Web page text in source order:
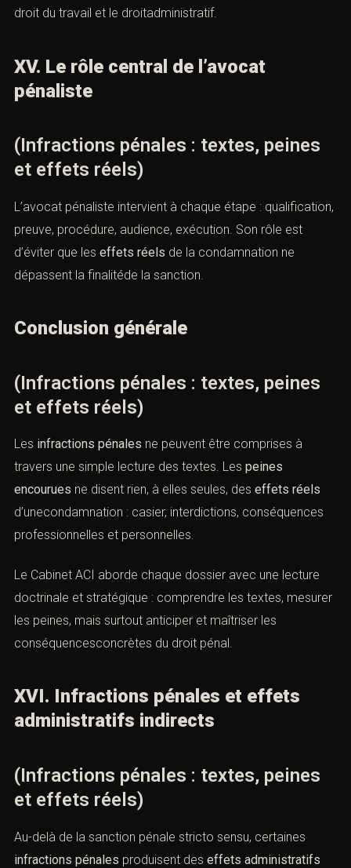
droit du travail et le droitadministratif.
XV. Le rôle central de l’avocat
pénaliste
(Infractions pénales : textes, peines
et effets réels)
L’avocat pénaliste intervient à chaque étape : qualification,
preuve, procédure, audience, exécution. Son rôle est
d’éviter que les effets réels de la condamnation ne
dépassent la finalitéde la sanction.
Conclusion générale
(Infractions pénales : textes, peines
et effets réels)
Les infractions pénales ne peuvent être comprises à
travers une simple lecture des textes. Les peines
encourues ne disent rien, à elles seules, des effets réels
d’unecondamnation : casier, interdictions, conséquences
professionnelles et personnelles.
Le Cabinet ACI aborde chaque dossier avec une lecture
doctrinale et stratégique : comprendre les textes, mesurer
les peines, mais surtout anticiper et maîtriser les
conséquencesconcrètes du droit pénal.
XVI. Infractions pénales et effets
administratifs indirects
(Infractions pénales : textes, peines
et effets réels)
Au-delà de la sanction pénale stricto sensu, certaines
infractions pénales produisent des effets administratifs